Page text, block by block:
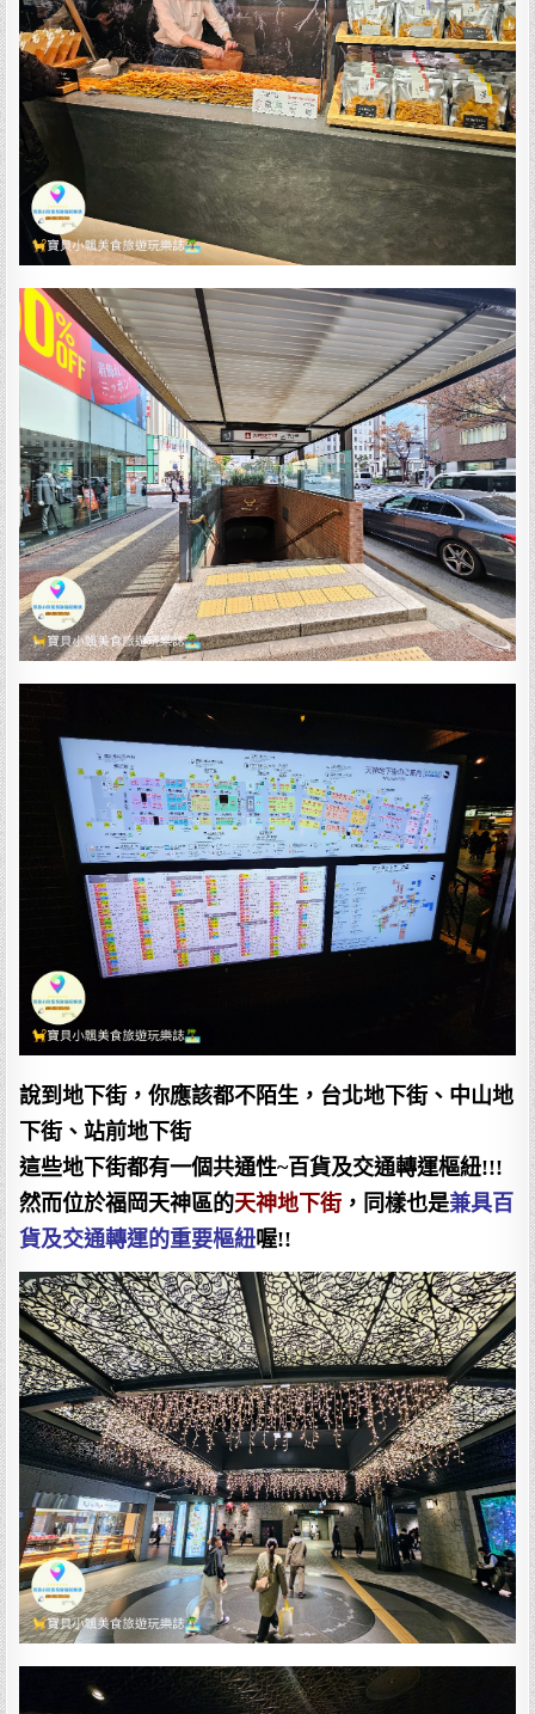
說到地下街，你應該都不陌生，台北地下街、中山地
下街、站前地下街
這些地下街都有一個共通性~百貨及交通轉運樞紐!!!
然而位於福岡天神區的天神地下街 ，同樣也是兼具百
貨及交通轉運的重要樞紐喔!!